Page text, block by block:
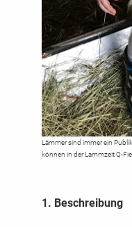
Lämmer sind immer ein
können in der Lammzeit Q-
1. Beschreibung